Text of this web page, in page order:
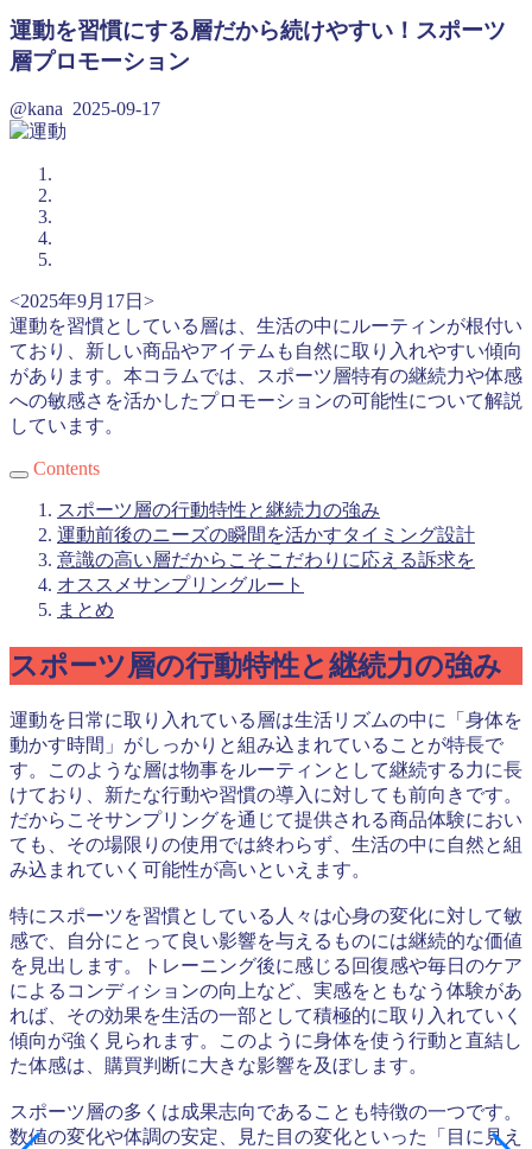
運動を習慣にする層だから続けやすい！スポーツ
層プロモーション
@kana 2025-09-17
<2025年9月17日>
運動を習慣としている層は、生活の中にルーティンが根付い
ており、新しい商品やアイテムも自然に取り入れやすい傾向
があります。本コラムでは、スポーツ層特有の継続力や体感
への敏感さを活かしたプロモーションの可能性について解説
しています。
Contents
スポーツ層の行動特性と継続力の強み
運動前後のニーズの瞬間を活かすタイミング設計
意識の高い層だからこそこだわりに応える訴求を
オススメサンプリングルート
まとめ
スポーツ層の行動特性と継続力の強み
運動を日常に取り入れている層は生活リズムの中に「身体を
動かす時間」がしっかりと組み込まれていることが特長で
す。このような層は物事をルーティンとして継続する力に長
けており、新たな行動や習慣の導入に対しても前向きです。
だからこそサンプリングを通じて提供される商品体験におい
ても、その場限りの使用では終わらず、生活の中に自然と組
み込まれていく可能性が高いといえます。
特にスポーツを習慣としている人々は心身の変化に対して敏
感で、自分にとって良い影響を与えるものには継続的な価値
を見出します。トレーニング後に感じる回復感や毎日のケア
によるコンディションの向上など、実感をともなう体験があ
れば、その効果を生活の一部として積極的に取り入れていく
傾向が強く見られます。このように身体を使う行動と直結し
た体感は、購買判断に大きな影響を及ぼします。
スポーツ層の多くは成果志向であることも特徴の一つです。
数値の変化や体調の安定、見た目の変化といった「目に見え